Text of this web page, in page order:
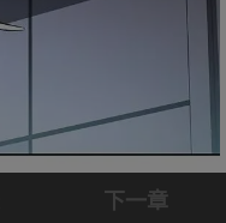
下一章